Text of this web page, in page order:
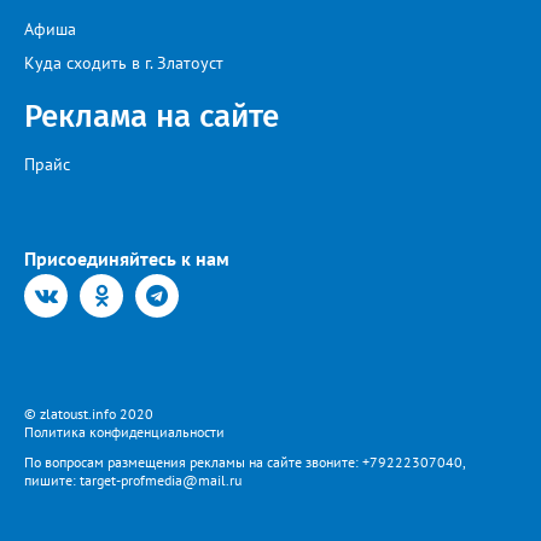
Екатерина рекомендует цветы убирать, чтобы силы куста
пошли на наращивание корневой системы. А со второго года
пусть лаванда цветёт во всю силу! Фото: Екатерина Бойко,
ВКОНТАКТЕ https://vk.com/newszlatoust74
Афиша
Куда сходить в г. Златоуст
Реклама на сайте
Прайс
Присоединяйтесь к нам
© zlatoust.info 2020
Политика конфиденциальности
По вопросам размещения рекламы на сайте звоните: +79222307040,
пишите: target-profmedia@mail.ru